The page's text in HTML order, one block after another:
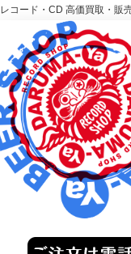
レコード・CD 高価買取・販
レコード高価買取はこちら
HOME